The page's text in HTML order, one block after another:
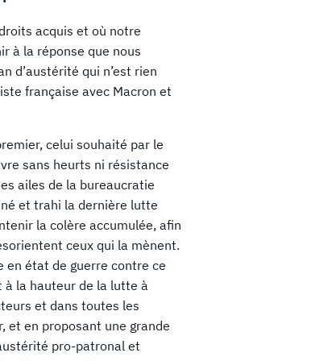
acquis et où notre
à la réponse que nous
d’austérité qui n’est rien
française avec Macron et
celui souhaité par le
sans heurts ni résistance
ailes de la bureaucratie
et trahi la dernière lutte
la colère accumulée, afin
ceux qui la mènent.
en état de guerre contre ce
à la hauteur de la lutte à
et dans toutes les
et en proposant une grande
pro-patronal et